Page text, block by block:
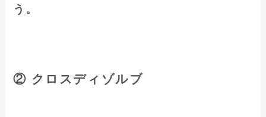
う。
② クロスディゾルブ